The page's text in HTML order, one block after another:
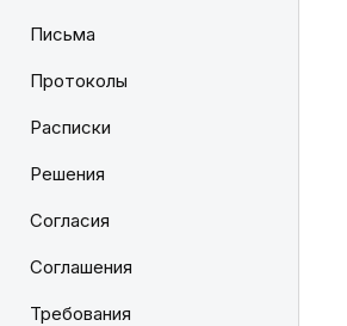
Письма
Протоколы
Расписки
Решения
Согласия
Соглашения
Требования